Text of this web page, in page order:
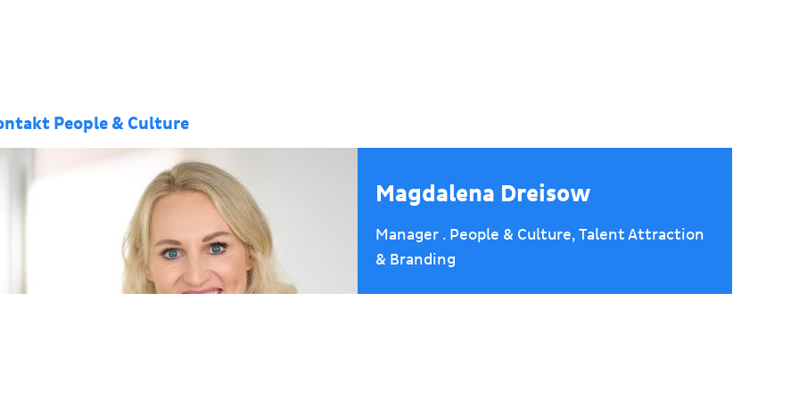
People & Culture
Magdalena Dreisow
Manager . People & Culture, Talent Attraction
& Branding